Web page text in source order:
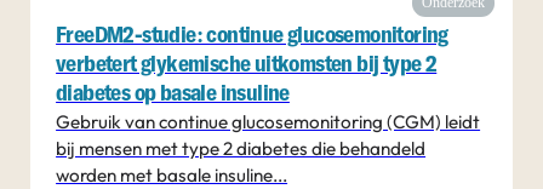
FreeDM2-studie: continue glucosemonitoring
verbetert glykemische uitkomsten bij type 2
diabetes op basale insuline
Gebruik van continue glucosemonitoring (CGM) leidt
bij mensen met type 2 diabetes die behandeld
worden met basale insuline...